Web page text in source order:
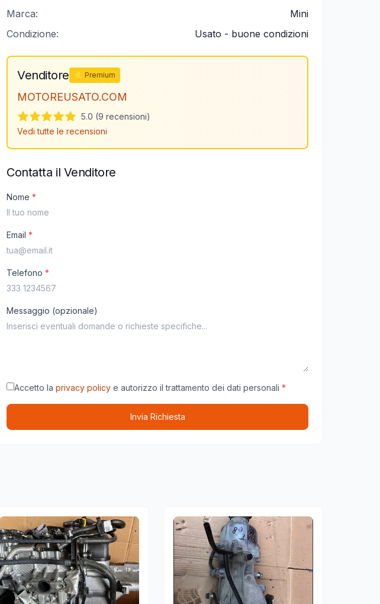
Marca:
Mini
Condizione:
Usato - buone condizioni
Venditore ⭐ Premium
MOTOREUSATO.COM
5.0 (9 recensioni)
Vedi tutte le recensioni
Contatta il Venditore
Nome *
Email *
Telefono *
Messaggio (opzionale)
Accetto la privacy policy e autorizzo il trattamento dei dati personali *
Invia Richiesta